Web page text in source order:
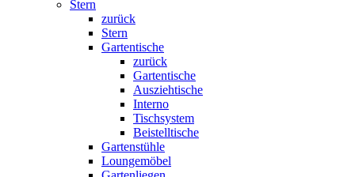
Stern
zurück
Stern
Gartentische
zurück
Gartentische
Ausziehtische
Interno
Tischsystem
Beistelltische
Gartenstühle
Loungemöbel